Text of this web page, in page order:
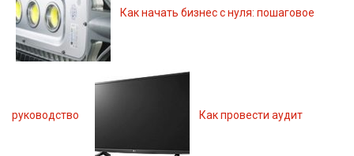
Как начать бизнес с нуля: пошаговое
руководство Как провести аудит